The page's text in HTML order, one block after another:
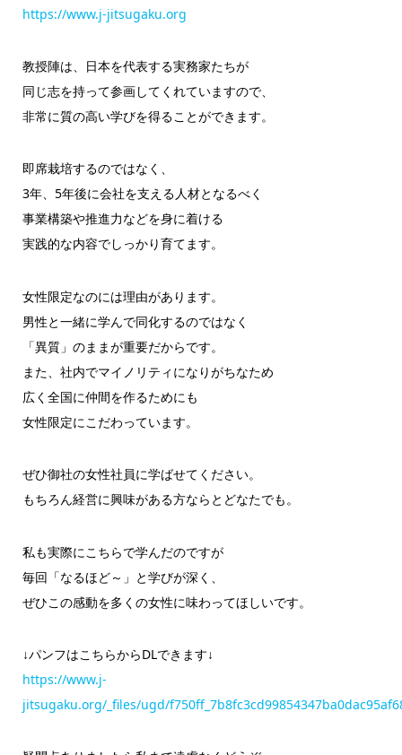
https://www.j-jitsugaku.org
教授陣は、日本を代表する実務家たちが
同じ志を持って参画してくれていますので、
非常に質の高い学びを得ることができます。
即席栽培するのではなく、
3年、5年後に会社を支える人材となるべく
事業構築や推進力などを身に着ける
実践的な内容でしっかり育てます。
女性限定なのには理由があります。
男性と一緒に学んで同化するのではなく
「異質」のままが重要だからです。
また、社内でマイノリティになりがちなため
広く全国に仲間を作るためにも
女性限定にこだわっています。
ぜひ御社の女性社員に学ばせてください。
もちろん経営に興味がある方ならとどなたでも。
私も実際にこちらで学んだのですが
毎回「なるほど～」と学びが深く、
ぜひこの感動を多くの女性に味わってほしいです。
↓パンフはこちらからDLできます↓
https://www.j-
jitsugaku.org/_files/ugd/